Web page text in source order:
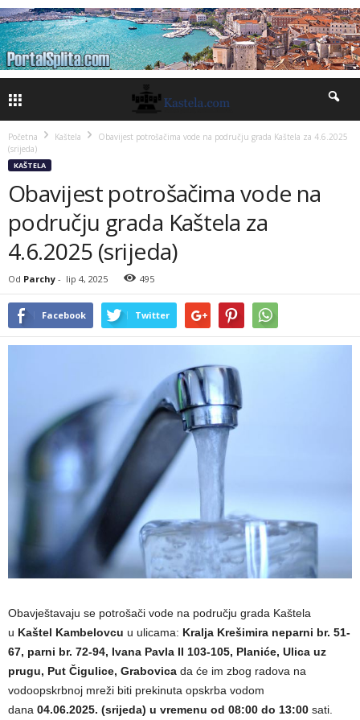
Početna Kaštela
Obavijest potrošačima vode na području grada Kaštela za 4.6.2025
(srijeda)
KAŠTELA
Obavijest potrošačima vode na
području grada Kaštela za
4.6.2025 (srijeda)
Od Parchy - lip 4, 2025 495
Facebook Twitter
Obavještavaju se potrošači vode na području grada Kaštela
u Kaštel Kambelovcu u ulicama: Kralja Krešimira neparni br. 51-
67, parni br. 72-94, Ivana Pavla II 103-105, Planiće, Ulica uz
prugu, Put Čigulice, Grabovica da će im zbog radova na
vodoopskrbnoj mreži biti prekinuta opskrba vodom
dana 04.06.2025. (srijeda) u vremenu od 08:00 do 13:00 sati.